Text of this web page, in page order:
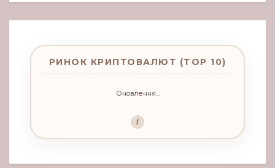
РИНОК КРИПТОВАЛЮТ (TOP 10)
Оновлення...
i